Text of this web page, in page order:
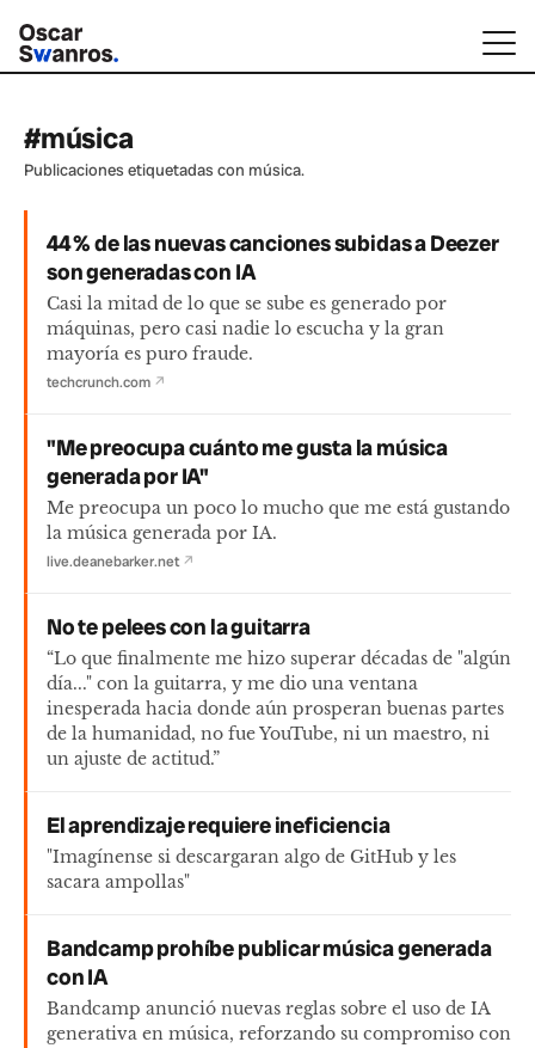
#música
Publicaciones etiquetadas con música.
44 % de las nuevas canciones subidas a Deezer
son generadas con IA
Casi la mitad de lo que se sube es generado por
máquinas, pero casi nadie lo escucha y la gran
mayoría es puro fraude.
techcrunch.com ↗
"Me preocupa cuánto me gusta la música
generada por IA"
Me preocupa un poco lo mucho que me está gustando
la música generada por IA.
live.deanebarker.net ↗
No te pelees con la guitarra
“Lo que finalmente me hizo superar décadas de "algún
día..." con la guitarra, y me dio una ventana
inesperada hacia donde aún prosperan buenas partes
de la humanidad, no fue YouTube, ni un maestro, ni
un ajuste de actitud.”
El aprendizaje requiere ineficiencia
"Imagínense si descargaran algo de GitHub y les
sacara ampollas"
Bandcamp prohíbe publicar música generada
con IA
Bandcamp anunció nuevas reglas sobre el uso de IA
generativa en música, reforzando su compromiso con